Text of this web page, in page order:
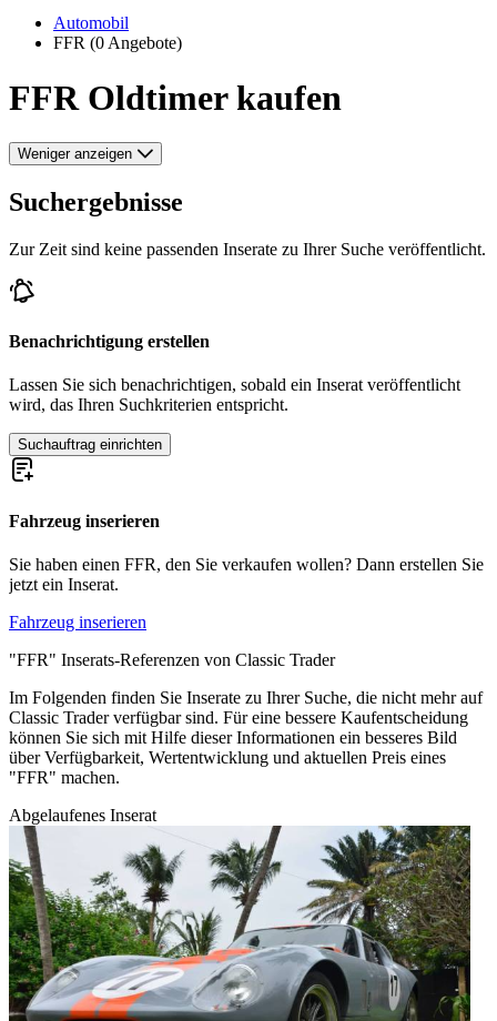
Automobil
FFR (0 Angebote)
FFR Oldtimer kaufen
Weniger anzeigen
Suchergebnisse
Zur Zeit sind keine passenden Inserate zu Ihrer Suche veröffentlicht.
Benachrichtigung erstellen
Lassen Sie sich benachrichtigen, sobald ein Inserat veröffentlicht
wird, das Ihren Suchkriterien entspricht.
Suchauftrag einrichten
Fahrzeug inserieren
Sie haben einen FFR, den Sie verkaufen wollen? Dann erstellen Sie
jetzt ein Inserat.
Fahrzeug inserieren
"FFR" Inserats-Referenzen von Classic Trader
Im Folgenden finden Sie Inserate zu Ihrer Suche, die nicht mehr auf
Classic Trader verfügbar sind. Für eine bessere Kaufentscheidung
können Sie sich mit Hilfe dieser Informationen ein besseres Bild
über Verfügbarkeit, Wertentwicklung und aktuellen Preis eines
"FFR" machen.
Abgelaufenes Inserat